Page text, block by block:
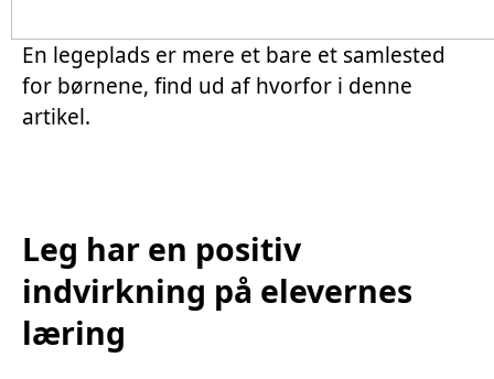
En legeplads er mere et bare et samlested
for børnene, find ud af hvorfor i denne
artikel.
Leg har en positiv
indvirkning på elevernes
læring